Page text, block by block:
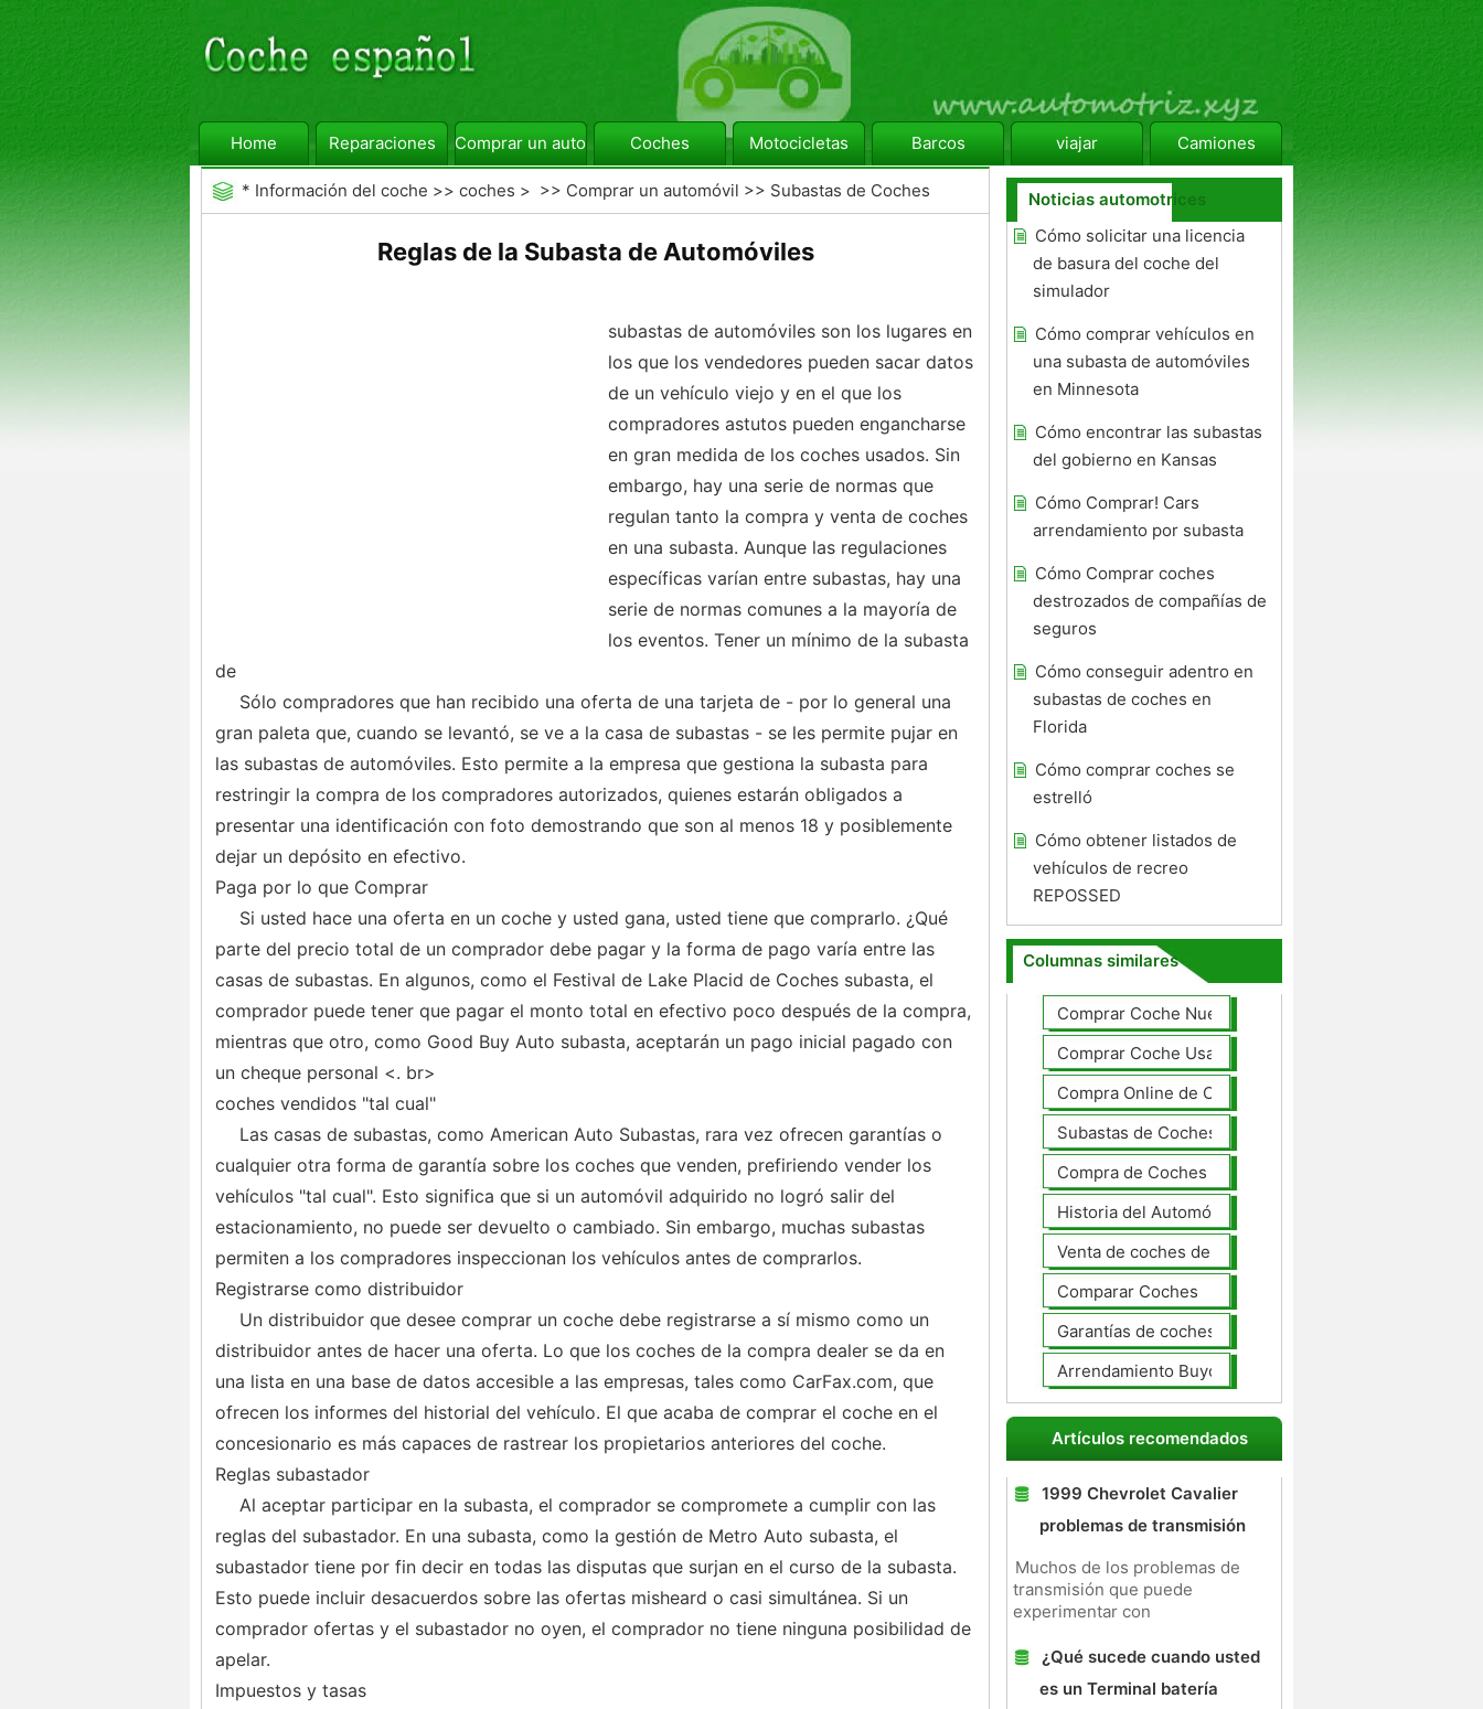
Home Reparaciones Comprar un automóvil Coches Motocicletas Barcos viajar Camiones
* Información del coche >> coches > >> Comprar un automóvil >> Subastas de Coches
Reglas de la Subasta de Automóviles
subastas de automóviles son los lugares en
los que los vendedores pueden sacar datos
de un vehículo viejo y en el que los
compradores astutos pueden engancharse
en gran medida de los coches usados. Sin
embargo, hay una serie de normas que
regulan tanto la compra y venta de coches
en una subasta. Aunque las regulaciones
específicas varían entre subastas, hay una
serie de normas comunes a la mayoría de
los eventos. Tener un mínimo de la subasta
de
Sólo compradores que han recibido una oferta de una tarjeta de - por lo general una
gran paleta que, cuando se levantó, se ve a la casa de subastas - se les permite pujar en
las subastas de automóviles. Esto permite a la empresa que gestiona la subasta para
restringir la compra de los compradores autorizados, quienes estarán obligados a
presentar una identificación con foto demostrando que son al menos 18 y posiblemente
dejar un depósito en efectivo.
Paga por lo que Comprar
Si usted hace una oferta en un coche y usted gana, usted tiene que comprarlo. ¿Qué
parte del precio total de un comprador debe pagar y la forma de pago varía entre las
casas de subastas. En algunos, como el Festival de Lake Placid de Coches subasta, el
comprador puede tener que pagar el monto total en efectivo poco después de la compra,
mientras que otro, como Good Buy Auto subasta, aceptarán un pago inicial pagado con
un cheque personal <. br>
coches vendidos "tal cual"
Las casas de subastas, como American Auto Subastas, rara vez ofrecen garantías o
cualquier otra forma de garantía sobre los coches que venden, prefiriendo vender los
vehículos "tal cual". Esto significa que si un automóvil adquirido no logró salir del
estacionamiento, no puede ser devuelto o cambiado. Sin embargo, muchas subastas
permiten a los compradores inspeccionan los vehículos antes de comprarlos.
Registrarse como distribuidor
Un distribuidor que desee comprar un coche debe registrarse a sí mismo como un
distribuidor antes de hacer una oferta. Lo que los coches de la compra dealer se da en
una lista en una base de datos accesible a las empresas, tales como CarFax.com, que
ofrecen los informes del historial del vehículo. El que acaba de comprar el coche en el
concesionario es más capaces de rastrear los propietarios anteriores del coche.
Reglas subastador
Al aceptar participar en la subasta, el comprador se compromete a cumplir con las
reglas del subastador. En una subasta, como la gestión de Metro Auto subasta, el
subastador tiene por fin decir en todas las disputas que surjan en el curso de la subasta.
Esto puede incluir desacuerdos sobre las ofertas misheard o casi simultánea. Si un
comprador ofertas y el subastador no oyen, el comprador no tiene ninguna posibilidad de
apelar.
Impuestos y tasas
Noticias automotrices
Cómo solicitar una licencia
de basura del coche del
simulador
Cómo comprar vehículos en
una subasta de automóviles
en Minnesota
Cómo encontrar las subastas
del gobierno en Kansas
Cómo Comprar! Cars
arrendamiento por subasta
Cómo Comprar coches
destrozados de compañías de
seguros
Cómo conseguir adentro en
subastas de coches en
Florida
Cómo comprar coches se
estrelló
Cómo obtener listados de
vehículos de recreo
REPOSSED
Columnas similares
Comprar Coche Nuevo
Comprar Coche Usado
Compra Online de Coches
Subastas de Coches
Compra de Coches Basics
Historia del Automóvil
Venta de coches de lujo
Comparar Coches
Garantías de coches ampliado
Arrendamiento Buyout
Artículos recomendados
1999 Chevrolet Cavalier
problemas de transmisión
Muchos de los problemas de
transmisión que puede
experimentar con
¿Qué sucede cuando usted
es un Terminal batería